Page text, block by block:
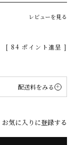
レビューを見る
[ 84 ポイント進呈 ]
配送料をみる
お気に入りに登録する